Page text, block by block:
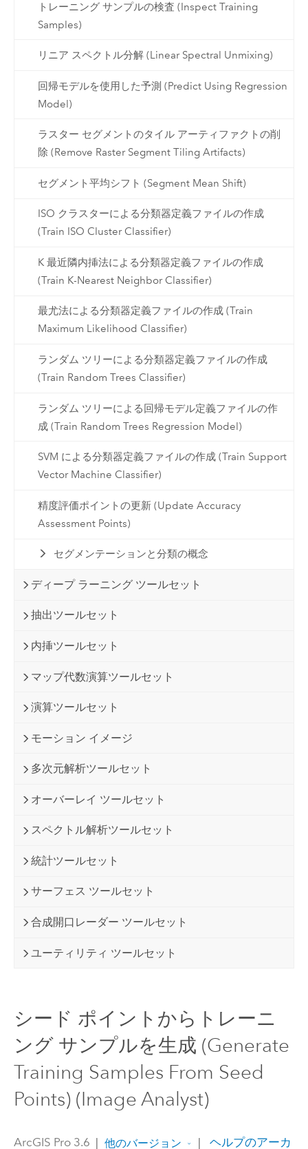
トレーニング サンプルの検査 (Inspect Training
Samples)
リニア スペクトル分解 (Linear Spectral Unmixing)
回帰モデルを使用した予測 (Predict Using Regression
Model)
ラスター セグメントのタイル アーティファクトの削
除 (Remove Raster Segment Tiling Artifacts)
セグメント平均シフト (Segment Mean Shift)
ISO クラスターによる分類器定義ファイルの作成
(Train ISO Cluster Classifier)
K 最近隣内挿法による分類器定義ファイルの作成
(Train K-Nearest Neighbor Classifier)
最尤法による分類器定義ファイルの作成 (Train
Maximum Likelihood Classifier)
ランダム ツリーによる分類器定義ファイルの作成
(Train Random Trees Classifier)
ランダム ツリーによる回帰モデル定義ファイルの作
成 (Train Random Trees Regression Model)
SVM による分類器定義ファイルの作成 (Train Support
Vector Machine Classifier)
精度評価ポイントの更新 (Update Accuracy
Assessment Points)
セグメンテーションと分類の概念
ディープ ラーニング ツールセット
抽出ツールセット
内挿ツールセット
マップ代数演算ツールセット
演算ツールセット
モーション イメージ
多次元解析ツールセット
オーバーレイ ツールセット
スペクトル解析ツールセット
統計ツールセット
サーフェス ツールセット
合成開口レーダー ツールセット
ユーティリティ ツールセット
シード ポイントからトレーニ
ング サンプルを生成 (Generate
Training Samples From Seed
Points) (Image Analyst)
ArcGIS Pro 3.6 | 他のバージョン | ヘルプのアーカ